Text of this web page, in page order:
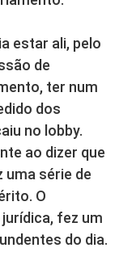
estar ali, pelo
de
ter num
dos
no lobby.
ao dizer que
uma série de
O
fez um
do dia.